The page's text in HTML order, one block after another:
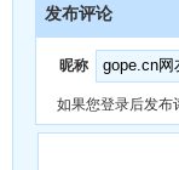
发布评论
昵称
如果您登录后发布